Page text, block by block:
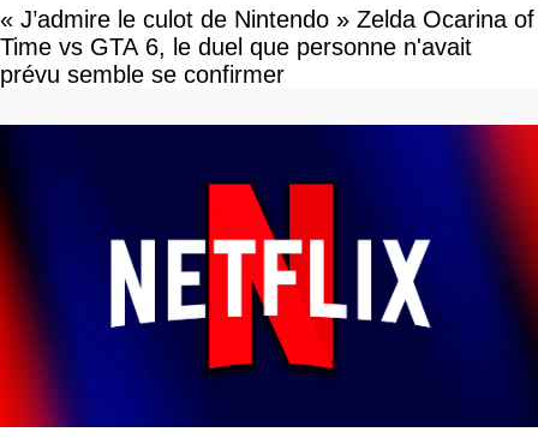
« J’admire le culot de Nintendo » Zelda Ocarina of
Time vs GTA 6, le duel que personne n'avait
prévu semble se confirmer